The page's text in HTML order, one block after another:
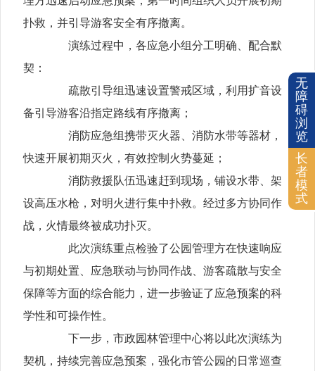
扑救，并引导游客安全有序撤离。
演练过程中，各应急小组分工明确、配合默
契：
疏散引导组迅速设置警戒区域，利用扩音设
备引导游客沿指定路线有序撤离；
消防应急组携带灭火器、消防水带等器材，
快速开展初期灭火，有效控制火势蔓延；
消防救援队伍迅速赶到现场，铺设水带、架
设高压水枪，对明火进行集中扑救。经过多方协同作
战，火情最终被成功扑灭。
此次演练重点检验了公园管理方在快速响应
与初期处置、应急联动与协同作战、游客疏散与安全
保障等方面的综合能力，进一步验证了应急预案的科
学性和可操作性。
下一步，市政园林管理中心将以此次演练为
契机，持续完善应急预案，强化市管公园的日常巡查
无
障
碍
浏
览
长
者
模
式